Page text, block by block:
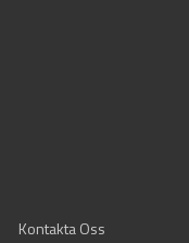
Kontakta Oss